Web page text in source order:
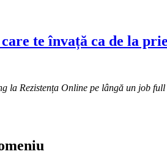
te învață ca de la
la Rezistența Online pe lângă un job